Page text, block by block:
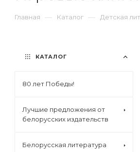
Главная — Каталог — Детская
КАТАЛОГ
80 лет Победы!
Лучшие предложения от
белорусских издательств
Белорусская литература